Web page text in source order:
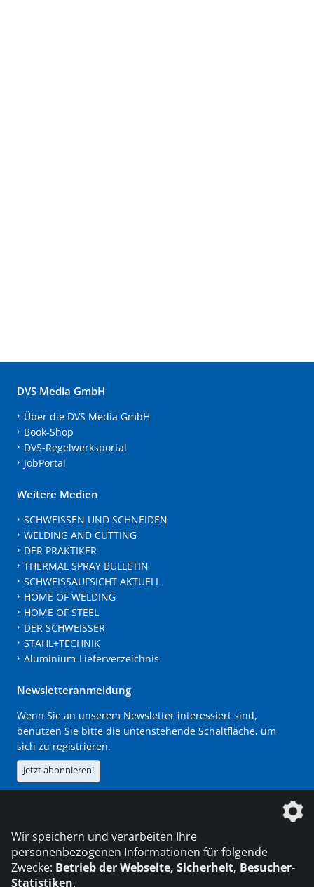
DVS Media GmbH
Über die DVS Media GmbH
Book-Shop
DVS-Regelwerksportal
JobPortal
Weitere Medien
SCHWEISSEN UND SCHNEIDEN
WELDING AND CUTTING
DER PRAKTIKER
THERMAL SPRAY BULLETIN
SCHWEISSAUFSICHT AKTUELL
HOME OF WELDING
HOME OF STEEL
DER SCHWEISSER
STAHL+TECHNIK
Aluminium-Lieferverzeichnis
Newsletteranmeldung
Wenn Sie an unserem Newsletter interessiert sind,
benutzen Sie bitte die untenstehende Schaltfläche, um
sich zu registrieren.
Jetzt abonnieren!
Die DVS Media GmbH ist ein Unternehmen der
Wir speichern und verarbeiten Ihre
personenbezogenen Informationen für folgende
Zwecke: Betrieb der Webseite, Sicherheit, Besucher-
Statistiken.